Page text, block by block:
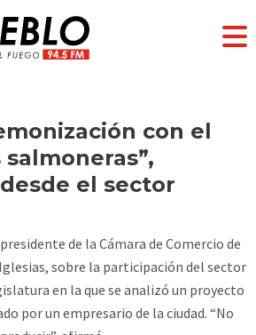
con el
el sector
de la Cámara de Comercio de
sobre la participación del sector
en la que se analizó un proyecto
por un empresario de la ciudad. “No